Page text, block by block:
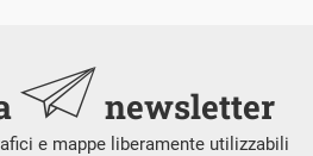
newsletter
e mappe liberamente utilizzabili